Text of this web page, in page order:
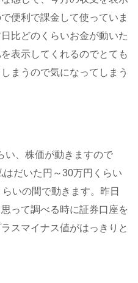
便利で課金して使っていま
比どのくらいお金が動いた
表示してくれるのでとても
まうので気になってしまう
い、株価が動きますので
だいた円～30万円くらい
いの間で動きます。昨日
って調べる時に証券口座を
スマイナス値がはっきりと